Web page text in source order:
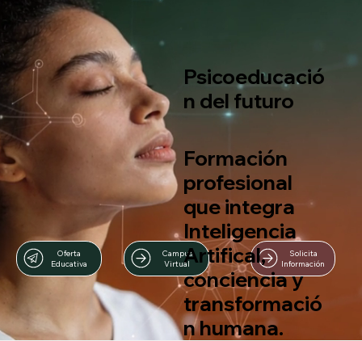
Oferta
Educativa
Campus
Virtual
Solicita
Información
Formación
profesional
queintegra
Inteligencia
Artifical,
conciencia y
transformació
n humana.
Psicoeducació
n del futuro